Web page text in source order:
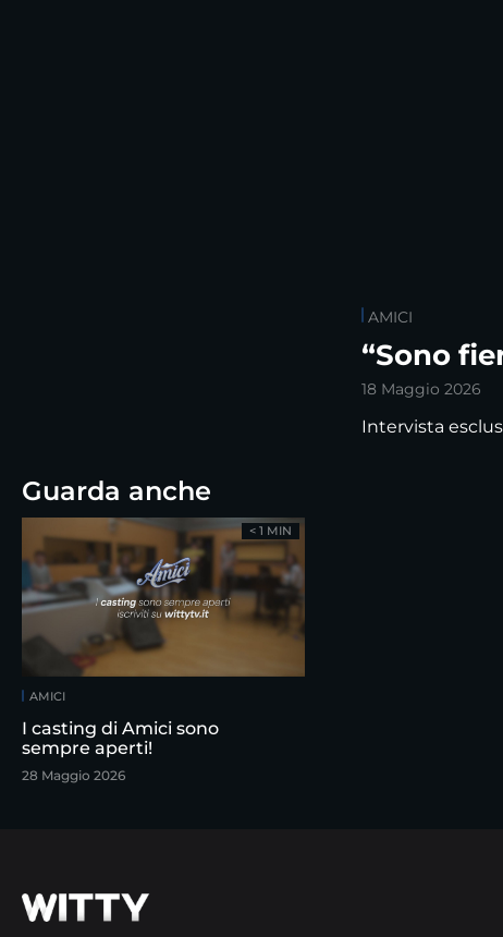
AMICI
“Sono
18 Maggio 2026
Intervista
Guarda anche
AMICI
I casting di Amici sono
sempre aperti!
28 Maggio 2026
< 1 MIN